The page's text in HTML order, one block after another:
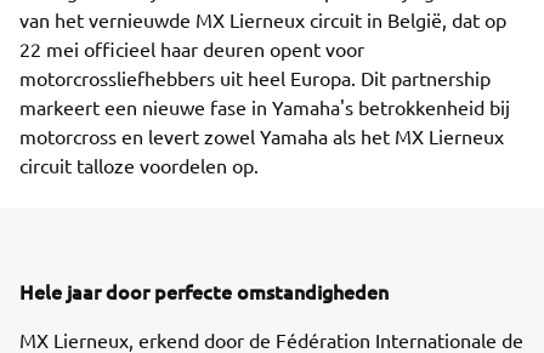
van het vernieuwde MX Lierneux circuit in België, dat op
22 mei officieel haar deuren opent voor
motorcrossliefhebbers uit heel Europa. Dit partnership
markeert een nieuwe fase in Yamaha's betrokkenheid bij
motorcross en levert zowel Yamaha als het MX Lierneux
circuit talloze voordelen op.
Hele jaar door perfecte omstandigheden
MX Lierneux, erkend door de Fédération Internationale de